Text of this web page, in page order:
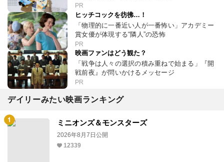
PR
ヒッチコックを彷彿…！
「物理的に一番近い人が一番怖い」アカデミー
賞女優が体現する“隣人”の恐怖
PR
映画ファンはどう観た？
「戦争は人々の選択の積み重ねで始まる」『開
戦前夜』が問いかけるメッセージ
PR
デイリーみたい映画ランキング
ミニオンズ＆モンスターズ
2026年8月7日公開
12339